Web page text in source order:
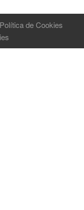
Política de Cookies